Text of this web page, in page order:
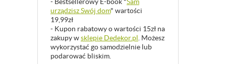
- Bestsellerowy E-book "Sam
urządzisz Swój dom" wartości
19,99zł
- Kupon rabatowy o wartości 15zł na
zakupy wsklepie Dedekor.pl. Możesz
wykorzystać go samodzielnie lub
podarować bliskim.